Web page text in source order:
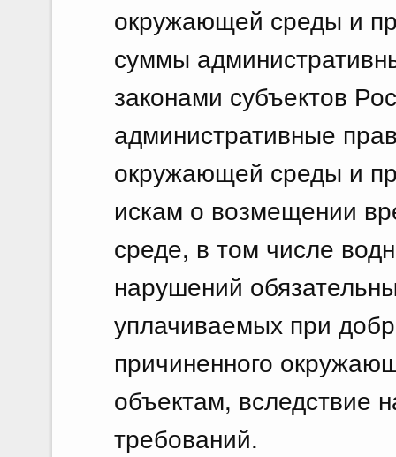
окружающей среды и
суммы
законами субъектов
административные
окружающей среды и
искам о возмещении
среде, в том числе
нарушений
уплачиваемых при
причиненного
объектам, вследствие
требований.